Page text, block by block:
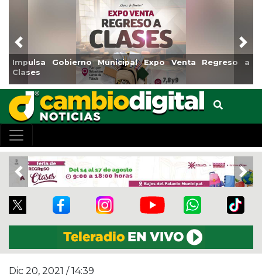
Impulsa Gobierno Municipal Expo Venta Regreso a
Clases
Previous
Previous
Dic 20, 2021 / 14:39